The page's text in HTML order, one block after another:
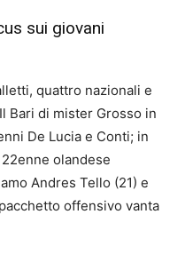
sui giovani
quattro nazionali e
Bari di mister Grosso in
De Lucia e Conti; in
olandese
Andres Tello (21) e
offensivo vanta